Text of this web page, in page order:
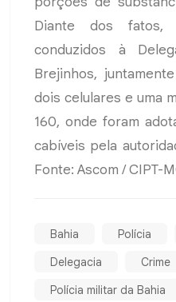
Diante dos fatos,
conduzidos à
Brejinhos,
dois celulares e uma
160, onde foram
cabíveis pela
Fonte: Ascom / CIPT-
Bahia Polícia
Delegacia
Crime
Polícia militar da Bahia